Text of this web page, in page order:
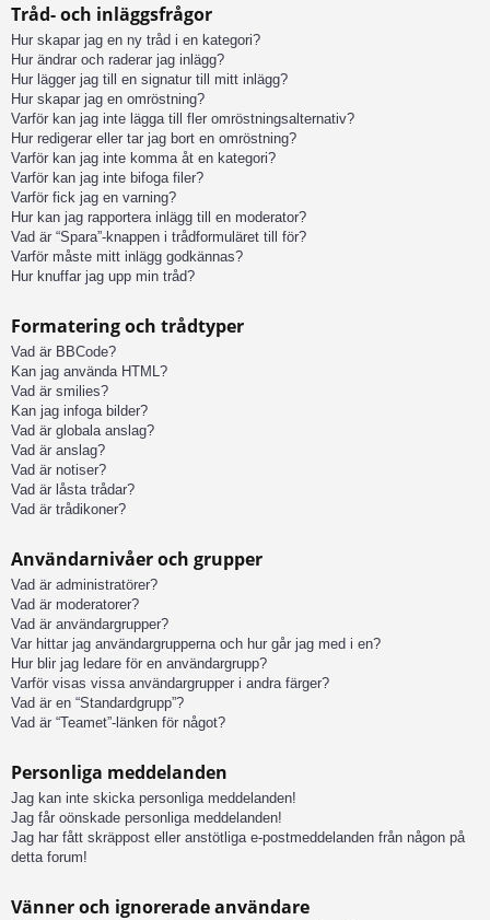
Tråd- och inläggsfrågor
Hur skapar jag en ny tråd i en kategori?
Hur ändrar och raderar jag inlägg?
Hur lägger jag till en signatur till mitt inlägg?
Hur skapar jag en omröstning?
Varför kan jag inte lägga till fler omröstningsalternativ?
Hur redigerar eller tar jag bort en omröstning?
Varför kan jag inte komma åt en kategori?
Varför kan jag inte bifoga filer?
Varför fick jag en varning?
Hur kan jag rapportera inlägg till en moderator?
Vad är “Spara”-knappen i trådformuläret till för?
Varför måste mitt inlägg godkännas?
Hur knuffar jag upp min tråd?
Formatering och trådtyper
Vad är BBCode?
Kan jag använda HTML?
Vad är smilies?
Kan jag infoga bilder?
Vad är globala anslag?
Vad är anslag?
Vad är notiser?
Vad är låsta trådar?
Vad är trådikoner?
Användarnivåer och grupper
Vad är administratörer?
Vad är moderatorer?
Vad är användargrupper?
Var hittar jag användargrupperna och hur går jag med i en?
Hur blir jag ledare för en användargrupp?
Varför visas vissa användargrupper i andra färger?
Vad är en “Standardgrupp”?
Vad är “Teamet”-länken för något?
Personliga meddelanden
Jag kan inte skicka personliga meddelanden!
Jag får oönskade personliga meddelanden!
Jag har fått skräppost eller anstötliga e-postmeddelanden från någon på
detta forum!
Vänner och ignorerade användare